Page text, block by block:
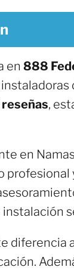
en 888
,
en
diferencia